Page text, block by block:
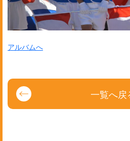
アルバムへ
一覧へ戻